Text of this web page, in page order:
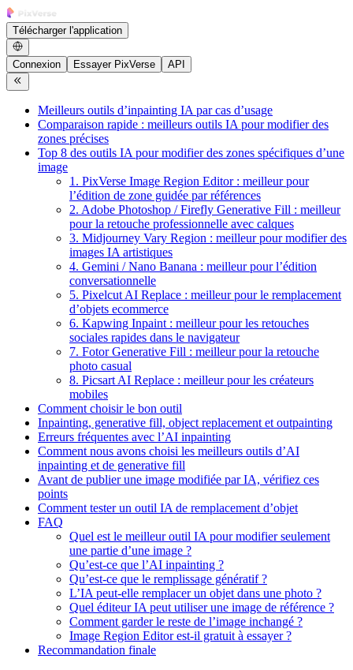
Télécharger l'application
Connexion Essayer PixVerse API
Meilleurs outils d’inpainting IA par cas d’usage
Comparaison rapide : meilleurs outils IA pour modifier des
zones précises
Top 8 des outils IA pour modifier des zones spécifiques d’une
image
1. PixVerse Image Region Editor : meilleur pour
l’édition de zone guidée par références
2. Adobe Photoshop / Firefly Generative Fill : meilleur
pour la retouche professionnelle avec calques
3. Midjourney Vary Region : meilleur pour modifier des
images IA artistiques
4. Gemini / Nano Banana : meilleur pour l’édition
conversationnelle
5. Pixelcut AI Replace : meilleur pour le remplacement
d’objets ecommerce
6. Kapwing Inpaint : meilleur pour les retouches
sociales rapides dans le navigateur
7. Fotor Generative Fill : meilleur pour la retouche
photo casual
8. Picsart AI Replace : meilleur pour les créateurs
mobiles
Comment choisir le bon outil
Inpainting, generative fill, object replacement et outpainting
Erreurs fréquentes avec l’AI inpainting
Comment nous avons choisi les meilleurs outils d’AI
inpainting et de generative fill
Avant de publier une image modifiée par IA, vérifiez ces
points
Comment tester un outil IA de remplacement d’objet
FAQ
Quel est le meilleur outil IA pour modifier seulement
une partie d’une image ?
Qu’est-ce que l’AI inpainting ?
Qu’est-ce que le remplissage génératif ?
L’IA peut-elle remplacer un objet dans une photo ?
Quel éditeur IA peut utiliser une image de référence ?
Comment garder le reste de l’image inchangé ?
Image Region Editor est-il gratuit à essayer ?
Recommandation finale